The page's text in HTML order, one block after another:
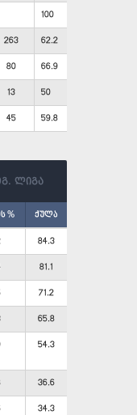
100
263 62.2
80 66.9
13 50
45 59.8
ლიგა
% ქულა
84.3
81.1
71.2
65.8
54.3
36.6
34.3